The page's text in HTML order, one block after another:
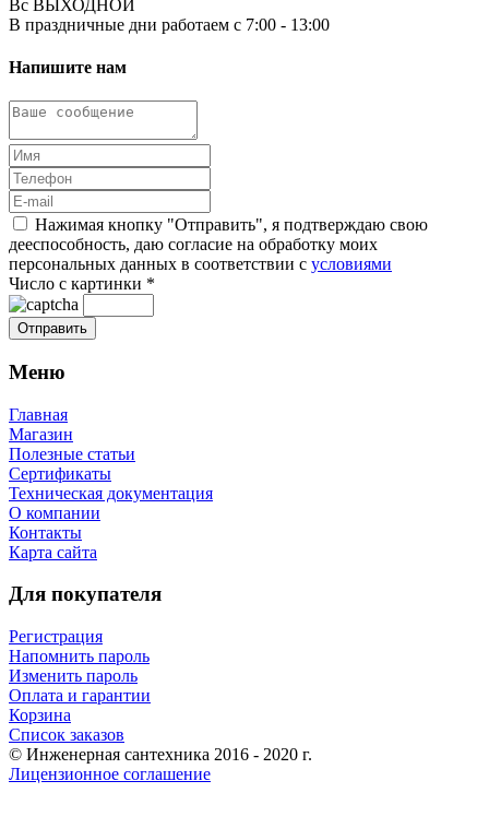
Вс ВЫХОДНОЙ
В праздничные дни работаем с 7:00 - 13:00
Напишите нам
Нажимая кнопку "Отправить", я подтверждаю свою
дееспособность, даю согласие на обработку моих
персональных данных в соответствии с условиями
Число с картинки *
Меню
Главная
Магазин
Полезные статьи
Сертификаты
Техническая документация
О компании
Контакты
Карта сайта
Для покупателя
Регистрация
Напомнить пароль
Изменить пароль
Оплата и гарантии
Корзина
Список заказов
© Инженерная сантехника 2016 - 2020 г.
Лицензионное соглашение